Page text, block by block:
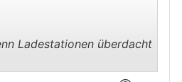
..
Ladestationen überdacht